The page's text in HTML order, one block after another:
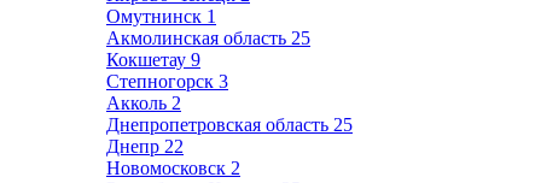
Омутнинск 1
Акмолинская область 25
Кокшетау 9
Степногорск 3
Акколь 2
Днепропетровская область 25
Днепр 22
Новомосковск 2